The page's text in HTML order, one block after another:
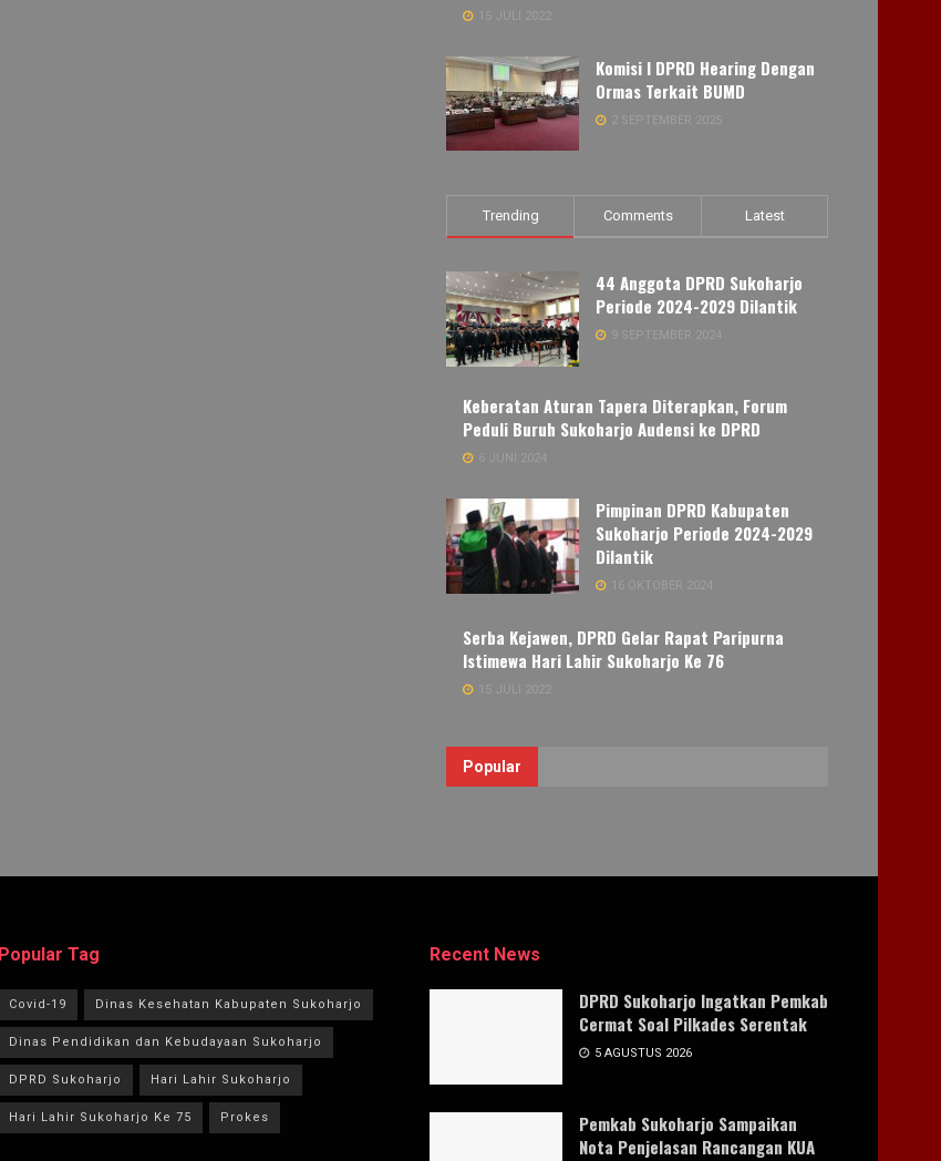
15 JULI 2022
Komisi I DPRD Hearing Dengan
Ormas Terkait BUMD
2 SEPTEMBER 2025
Trending Comments Latest
44 Anggota DPRD Sukoharjo
Periode 2024-2029 Dilantik
9 SEPTEMBER 2024
Keberatan Aturan Tapera Diterapkan, Forum
Peduli Buruh Sukoharjo Audensi ke DPRD
6 JUNI 2024
Pimpinan DPRD Kabupaten
Sukoharjo Periode 2024-2029
Dilantik
16 OKTOBER 2024
Serba Kejawen, DPRD Gelar Rapat Paripurna
Istimewa Hari Lahir Sukoharjo Ke 76
15 JULI 2022
Popular
Popular Tag
Covid-19 Dinas Kesehatan Kabupaten Sukoharjo
Dinas Pendidikan dan Kebudayaan Sukoharjo
DPRD Sukoharjo Hari Lahir Sukoharjo
Hari Lahir Sukoharjo Ke 75 Prokes
Recent News
DPRD Sukoharjo Ingatkan Pemkab
Cermat Soal Pilkades Serentak
5 AGUSTUS 2026
Pemkab Sukoharjo Sampaikan
Nota Penjelasan Rancangan KUA